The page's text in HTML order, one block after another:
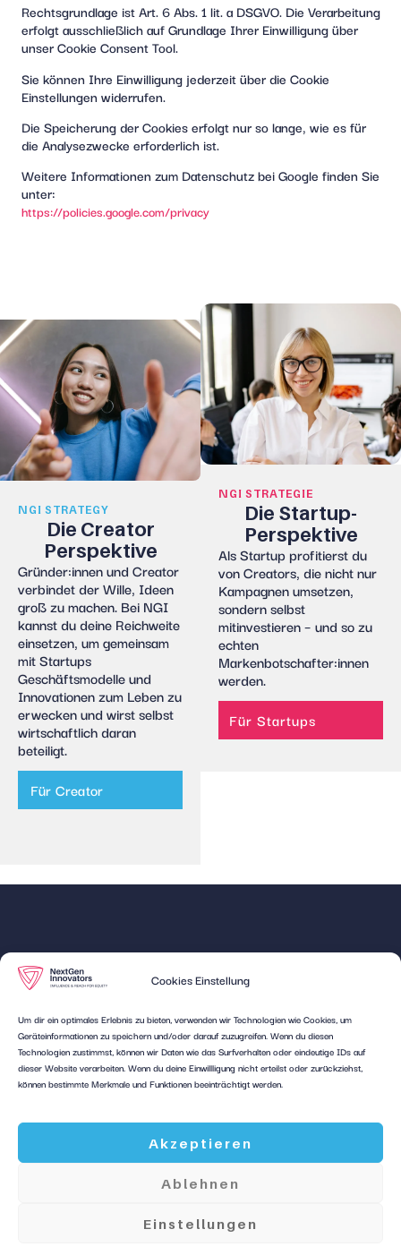
Cookies Einstellung
Um dir ein optimales Erlebnis zu bieten, verwenden wir Technologien wie Cookies, um
Geräteinformationen zu speichern und/oder darauf zuzugreifen. Wenn du diesen
Technologien zustimmst, können wir Daten wie das Surfverhalten oder eindeutige IDs auf
dieser Website verarbeiten. Wenn du deine Einwillligung nicht erteilst oder zurückziehst,
können bestimmte Merkmale und Funktionen beeinträchtigt werden.
Akzeptieren
Ablehnen
Einstellungen
Rechtsgrundlage ist Art. 6 Abs. 1 lit. a DSGVO. Die Verarbeitung
erfolgt ausschließlich auf Grundlage Ihrer Einwilligung über
unser Cookie Consent Tool.
Sie können Ihre Einwilligung jederzeit über die Cookie
Einstellungen widerrufen.
Die Speicherung der Cookies erfolgt nur so lange, wie es für
die Analysezwecke erforderlich ist.
Weitere Informationen zum Datenschutz bei Google finden Sie
unter:
https://policies.google.com/privacy
NGI STRATEGY
Die Creator
Perspektive
Gründer:innenund Creator
verbindet der Wille, Ideen
groß zu machen. Bei NGI
kannst du deine Reichweite
einsetzen, um gemeinsam
mit Startups
Geschäftsmodelle und
Innovationen zum Leben zu
erwecken und wirst selbst
wirtschaftlich daran
beteiligt.
Für Creator
NGI STRATEGIE
Die Startup-
Perspektive
Als Startup profitierst du
vonCreators, die nicht nur
Kampagnen umsetzen,
sondern selbst
mitinvestieren – und so zu
echten
Markenbotschafter:innen
werden.
Für Startups
Das erste Creator
Investment Modell im
DACH-Raum. Mit
entstehen langfristige
Unsere
Expertise
Ups
Für
Creator
Quick
Links
FAQ
Impressum
Datenschutz
(EU)
23795 Bad
Segeberg
hallo@nextgen-
innovators.de